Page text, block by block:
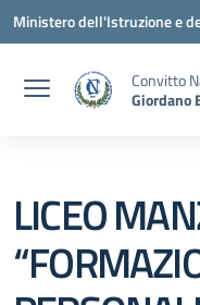
Vai ai contenuti
Vai al menu di navigazione
Vai al footer
Ministero dell'Istruzione e
Convitto
Giordano
LICEO